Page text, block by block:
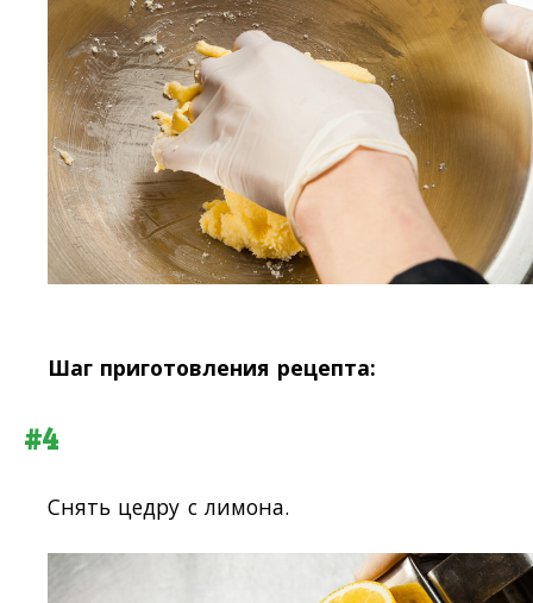
Шаг приготовления рецепта:
#4
Снять цедру с лимона.